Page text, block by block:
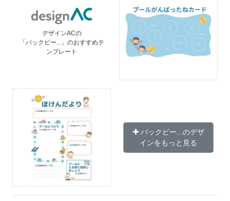
デザインACの
「バックビー...」のおすすめテ
ンプレート
バックビー...のデザ
インをもっと見る